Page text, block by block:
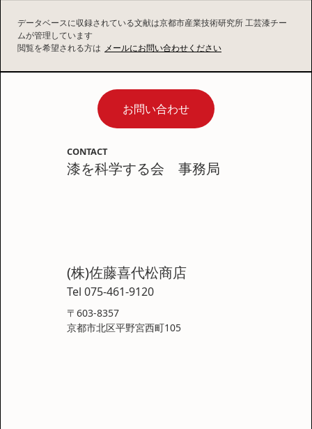
データベースに収録されている文献は京都市産業技術研究所 工芸漆チー
ムが管理しています
閲覧を希望される方は メールにお問い合わせください
お問い合わせ
CONTACT
漆を科学する会 事務局
(株)佐藤喜代松商店
Tel 075-461-9120
〒603-8357
京都市北区平野宮西町105